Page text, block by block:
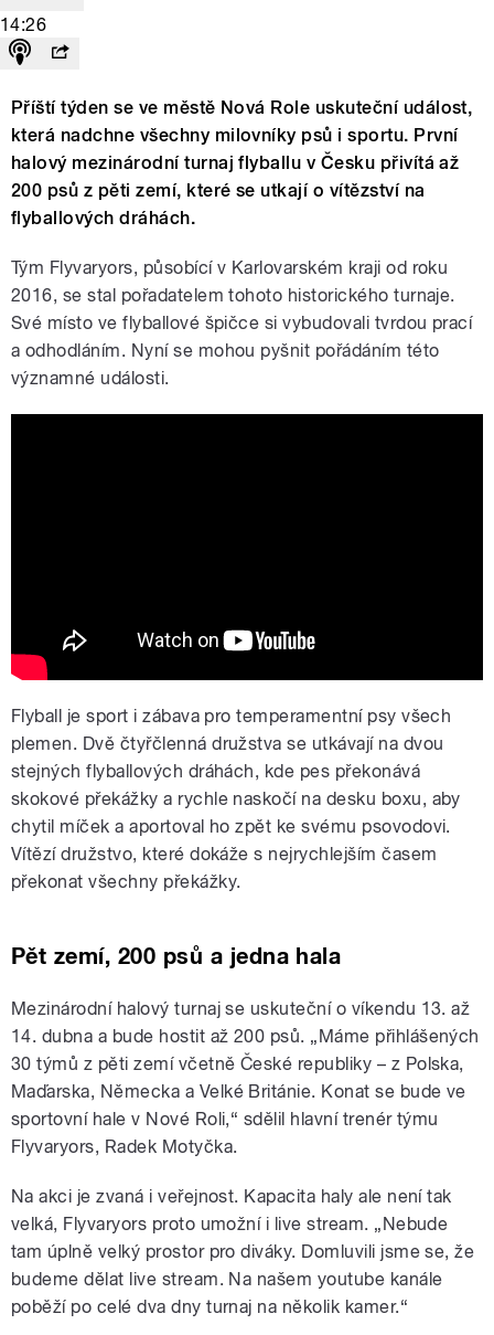
14:26
Příští týden se ve městě Nová Role uskuteční událost,
která nadchne všechny milovníky psů i sportu. První
halový mezinárodní turnaj flyballu v Česku přivítá až
200 psů z pěti zemí, které se utkají o vítězství na
flyballových dráhách.
Tým Flyvaryors, působící v Karlovarském kraji od roku
2016, se stal pořadatelem tohoto historického turnaje.
Své místo ve flyballové špičce si vybudovali tvrdou prací
a odhodláním. Nyní se mohou pyšnit pořádáním této
významné události.
Flyball je sport i zábava pro temperamentní psy všech
plemen. Dvě čtyřčlenná družstva se utkávají na dvou
stejných flyballových dráhách, kde pes překonává
skokové překážky a rychle naskočí na desku boxu, aby
chytil míček a aportoval ho zpět ke svému psovodovi.
Vítězí družstvo, které dokáže s nejrychlejším časem
překonat všechny překážky.
Pět zemí, 200 psů a jedna hala
Mezinárodní halový turnaj se uskuteční o víkendu 13. až
14. dubna a bude hostit až 200 psů. „Máme přihlášených
30 týmů z pěti zemí včetně České republiky – z Polska,
Maďarska, Německa a Velké Británie. Konat se bude ve
sportovní hale v Nové Roli,“ sdělil hlavní trenér týmu
Flyvaryors, Radek Motyčka.
Na akci je zvaná i veřejnost. Kapacita haly ale není tak
velká, Flyvaryors proto umožní i live stream. „Nebude
tam úplně velký prostor pro diváky. Domluvili jsme se, že
budeme dělat live stream. Na našem youtube kanále
poběží po celé dva dny turnaj na několik kamer.“